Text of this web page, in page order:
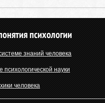
психологии
знаний человека
психологической науки
человека